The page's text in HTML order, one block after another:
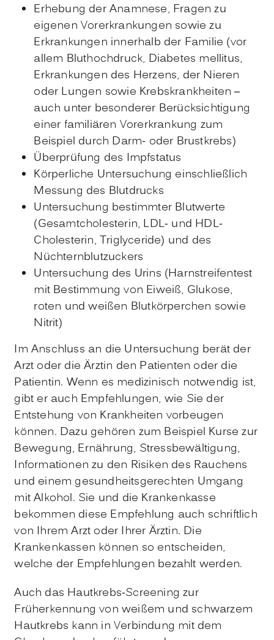
Erhebung der Anamnese, Fragen zu
eigenen Vorerkrankungen sowie zu
Erkrankungen innerhalb der Familie (vor
allem Bluthochdruck, Diabetes mellitus,
Erkrankungen des Herzens, der Nieren
oder Lungen sowie Krebskrankheiten –
auch unter besonderer Berücksichtigung
einer familiären Vorerkrankung zum
Beispiel durch Darm- oder Brustkrebs)
Überprüfung des Impfstatus
Körperliche Untersuchung einschließlich
Messung des Blutdrucks
Untersuchung bestimmter Blutwerte
(Gesamtcholesterin, LDL- und HDL-
Cholesterin, Triglyceride) und des
Nüchternblutzuckers
Untersuchung des Urins (Harnstreifentest
mit Bestimmung von Eiweiß, Glukose,
roten und weißen Blutkörperchen sowie
Nitrit)
Im Anschluss an die Untersuchung berät der
Arzt oder die Ärztin den Patienten oder die
Patientin. Wenn es medizinisch notwendig ist,
gibt er auch Empfehlungen, wie Sie der
Entstehung von Krankheiten vorbeugen
können. Dazu gehören zum Beispiel Kurse zur
Bewegung, Ernährung, Stressbewältigung,
Informationen zu den Risiken des Rauchens
und einem gesundheitsgerechten Umgang
mit Alkohol. Sie und die Krankenkasse
bekommen diese Empfehlung auch schriftlich
von Ihrem Arzt oder Ihrer Ärztin. Die
Krankenkassen können so entscheiden,
welche der Empfehlungen bezahlt werden.
Auch das Hautkrebs-Screening zur
Früherkennung von weißem und schwarzem
Hautkrebs kann in Verbindung mit dem